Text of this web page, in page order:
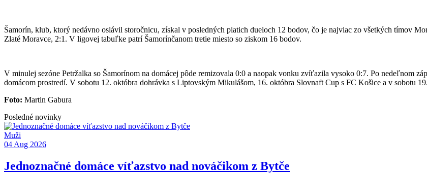
Šamorín, klub, ktorý nedávno oslávil storočnicu, získal v posledných piatich dueloch 12 bodov, čo je najviac zo všetkých tímov
Zlaté Moravce, 2:1. V ligovej tabuľke patrí Šamorínčanom tretie miesto so ziskom 16 bodov.
V minulej sezóne Petržalka so Šamorínom na domácej pôde remizovala 0:0 a naopak vonku zvíťazila vysoko 0:7. Po nedeľnom
domácom prostredí. V sobotu 12. októbra dohrávka s Liptovským Mikulášom, 16. októbra Slovnaft Cup s FC Košice a v sobotu
Foto: Martin Gabura
Posledné novinky
Muži
04 Aug 2026
Jednoznačné domáce víťazstvo nad nováčikom z Bytče